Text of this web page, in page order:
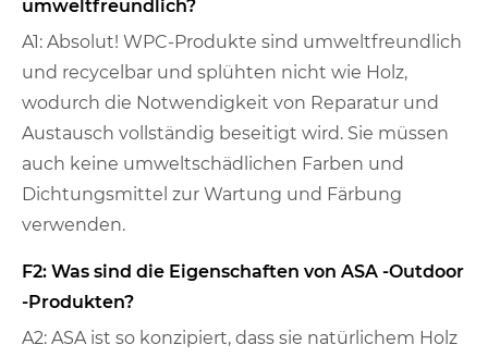
umweltfreundlich?
A1: Absolut! WPC-Produkte sind umweltfreundlich
und recycelbar und splühten nicht wie Holz,
wodurch die Notwendigkeit von Reparatur und
Austausch vollständig beseitigt wird. Sie müssen
auch keine umweltschädlichen Farben und
Dichtungsmittel zur Wartung und Färbung
verwenden.
F2: Was sind die Eigenschaften von ASA -Outdoor
-Produkten?
A2: ASA ist so konzipiert, dass sie natürlichem Holz